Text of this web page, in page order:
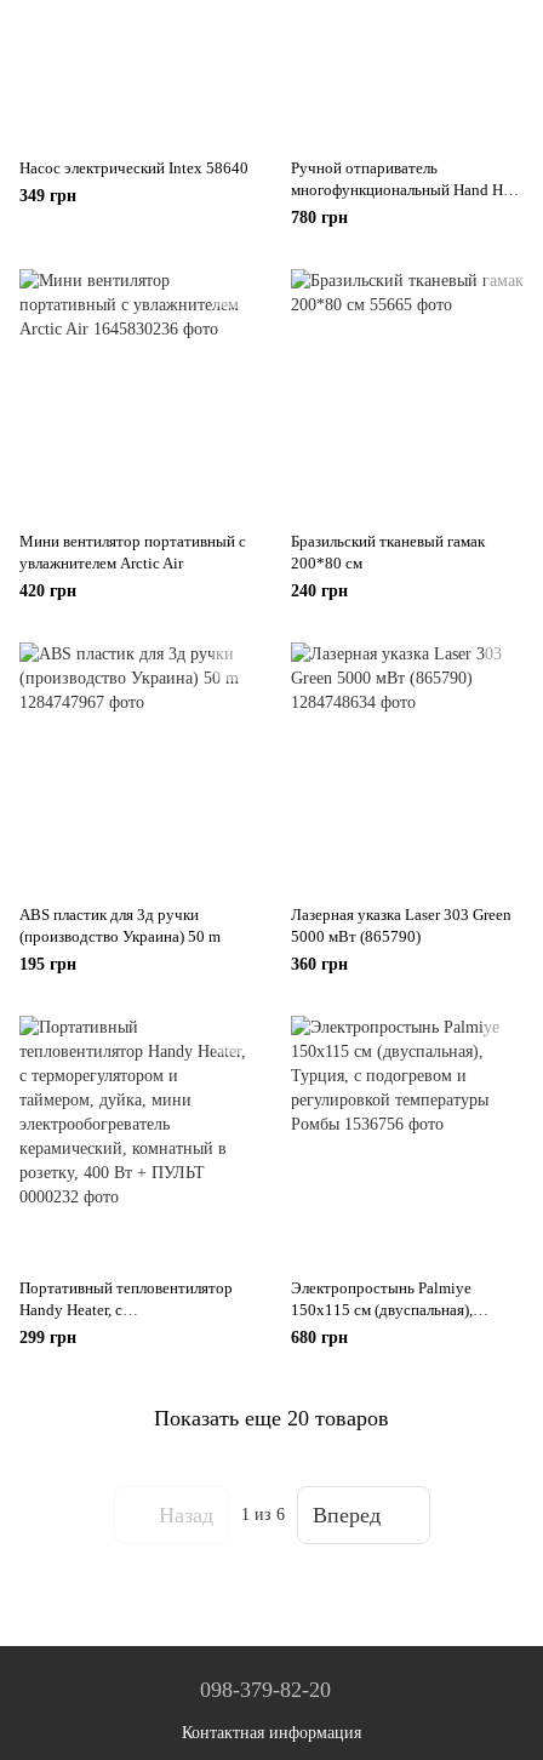
Насос электрический Intex 58640
349 грн
Ручной отпариватель
многофункциональный Hand Held
Steamer A6
780 грн
Мини вентилятор портативный с
увлажнителем Arctic Air
420 грн
Бразильский тканевый гамак
200*80 см
240 грн
ABS пластик для 3д ручки
(производство Украина) 50 m
195 грн
Лазерная указка Laser 303 Green
5000 мВт (865790)
360 грн
Портативный тепловентилятор
Handy Heater, с
терморегулятором и таймером,
299 грн
Электропростынь Palmiye
150х115 см (двуспальная),
Турция, с подогревом и
680 грн
Показать еще 20 товаров
Назад 1 из 6 Вперед
098-379-82-20
Контактная информация